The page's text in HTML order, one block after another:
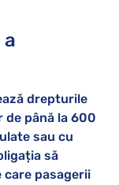
drepturile
de până la 600
sau cu
să
care pasagerii